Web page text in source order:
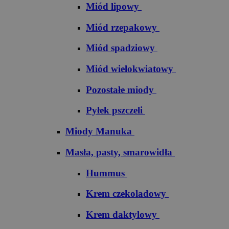
Miód lipowy
Miód rzepakowy
Miód spadziowy
Miód wielokwiatowy
Pozostałe miody
Pyłek pszczeli
Miody Manuka
Masła, pasty, smarowidła
Hummus
Krem czekoladowy
Krem daktylowy